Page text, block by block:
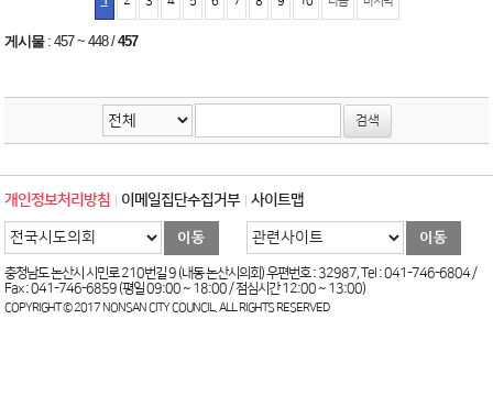
게시물:457 ~ 448/457
개인정보처리방침 이메일집단수집거부 사이트맵
충청남도 논산시 시민로 210번길 9 (내동 논산시의회) 우편번호 : 32987, Tel : 041-746-6804 /
Fax : 041-746-6859 (평일 09:00 ~ 18:00 / 점심시간 12:00 ~ 13:00)
COPYRIGHT © 2017 NONSAN CITY COUNCIL. ALL RIGHTS RESERVED